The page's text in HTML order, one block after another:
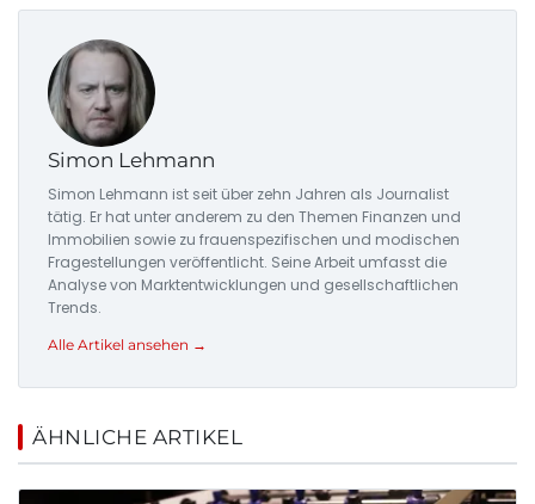
Simon Lehmann
Simon Lehmann ist seit über zehn Jahren als Journalist
tätig. Er hat unter anderem zu den Themen Finanzen und
Immobilien sowie zu frauenspezifischen und modischen
Fragestellungen veröffentlicht. Seine Arbeit umfasst die
Analyse von Marktentwicklungen und gesellschaftlichen
Trends.
Alle Artikel ansehen →
ÄHNLICHE ARTIKEL